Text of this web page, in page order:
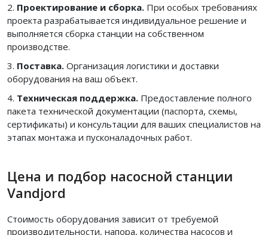
Проектирование и сборка. При особых требованиях
проекта разрабатывается индивидуальное решение и
выполняется сборка станции на собственном
производстве.
Поставка. Организация логистики и доставки
оборудования на ваш объект.
Техническая поддержка. Предоставление полного
пакета технической документации (паспорта, схемы,
сертификаты) и консультации для ваших специалистов на
этапах монтажа и пусконаладочных работ.
Цена и подбор насосной станции
Vandjord
Стоимость оборудования зависит от требуемой
производительности, напора, количества насосов и